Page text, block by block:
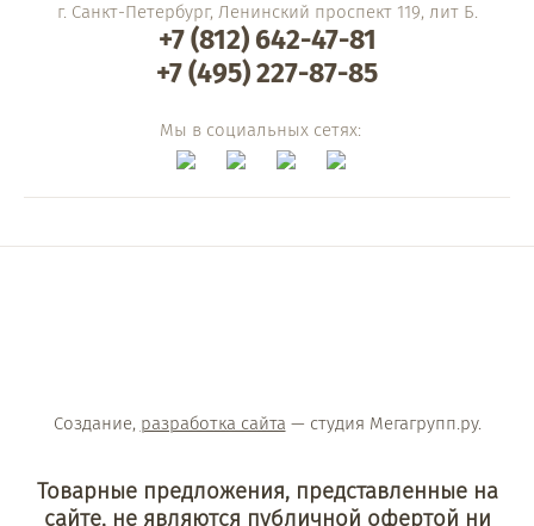
г. Санкт-Петербург, Ленинский проспект 119, лит Б.
+7 (812) 642-47-81
+7 (495) 227-87-85
Мы в социальных сетях:
Создание, разработка сайта — студия Мегагрупп.ру.
Товарные предложения, представленные на
сайте, не являются публичной офертой ни